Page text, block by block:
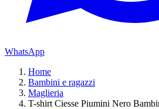
WhatsApp
Home
Bambini e ragazzi
Maglieria
T-shirt Ciesse Piumini Nero